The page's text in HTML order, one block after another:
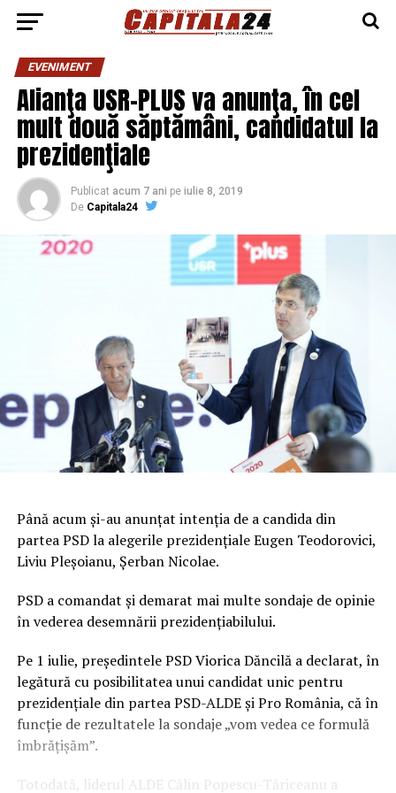
EVENIMENT
Alianţa USR-PLUS va anunţa, în cel
mult două săptămâni, candidatul la
prezidenţiale
Publicat acum 7 ani pe iulie 8, 2019
De Capitala24
Până acum şi-au anunţat intenţia de a candida din
partea PSD la alegerile prezidenţiale Eugen Teodorovici,
Liviu Pleşoianu, Şerban Nicolae.
PSD a comandat şi demarat mai multe sondaje de opinie
în vederea desemnării prezidenţiabilului.
Pe 1 iulie, preşedintele PSD Viorica Dăncilă a declarat, în
legătură cu posibilitatea unui candidat unic pentru
prezidenţiale din partea PSD-ALDE şi Pro România, că în
funcţie de rezultatele la sondaje „vom vedea ce formulă
îmbrăţişăm”.
Totodată, liderul ALDE Călin Popescu-Tăriceanu a